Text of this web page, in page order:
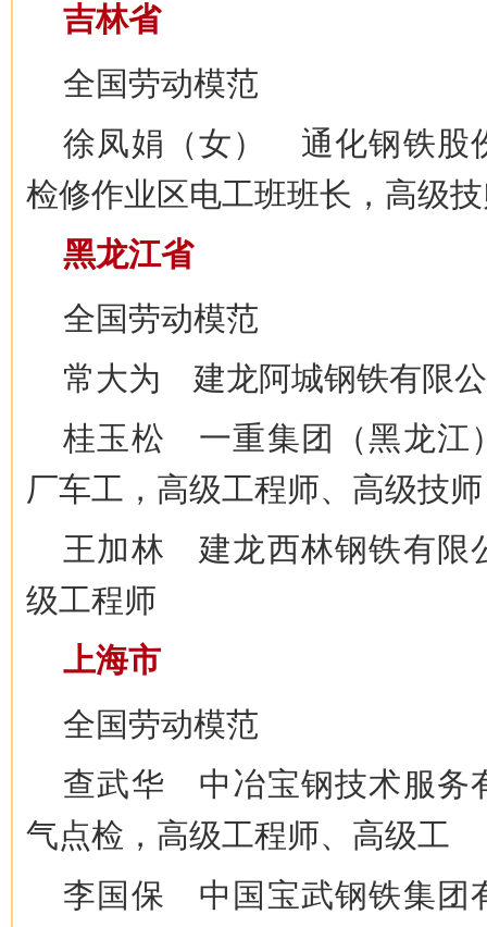
吉林省
全国劳动模范
徐凤娟（女） 通化钢铁股
检修作业区电工班班长，高级
黑龙江省
全国劳动模范
常大为 建龙阿城钢铁有限
桂玉松 一重集团（黑龙江
厂车工，高级工程师、高级技师
王加林 建龙西林钢铁有限
级工程师
上海市
全国劳动模范
查武华 中冶宝钢技术服务
气点检，高级工程师、高级工
李国保 中国宝武钢铁集团